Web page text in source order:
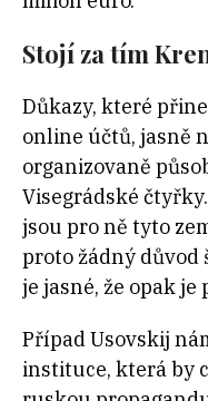
Stojí za tím
Důkazy, které
online účtů, jasně
organizovaně
Visegrádské
jsou pro ně tyto
proto žádný důvod
je jasné, že opak je
Případ Usovskij
instituce, která by